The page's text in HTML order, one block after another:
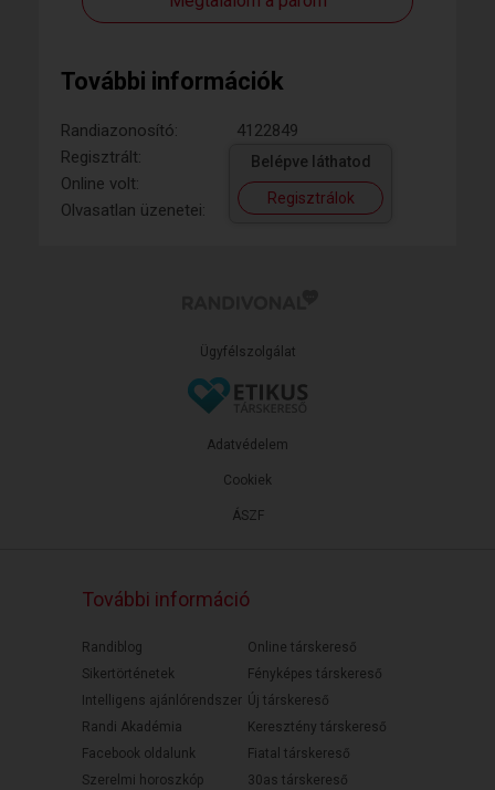
További információk
Randiazonosító:
4122849
Regisztrált:
Online volt:
Olvasatlan üzenetei:
Belépve láthatod
Regisztrálok
Ügyfélszolgálat
ÁSZF
Adatvédelem
Cookiek
További információ
Randiblog
Sikertörténetek
Intelligens ajánlórendszer
Randi Akadémia
Facebook oldalunk
Szerelmi horoszkóp
Online társkereső
Fényképes társkereső
Új társkereső
Keresztény társkereső
Fiatal társkereső
30as társkereső